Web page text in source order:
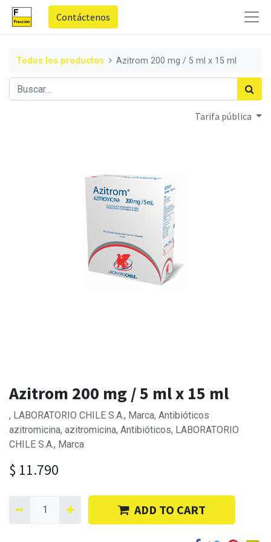
Contáctenos
Todos los productos Azitrom 200 mg / 5 ml x 15 ml
Tarifa pública
Azitrom 200 mg / 5 ml x 15 ml
, LABORATORIO CHILE S.A., Marca, Antibióticos
azitromicina, azitromicina, Antibióticos, LABORATORIO
CHILE S.A., Marca
$ 11.790
ADD TO CART